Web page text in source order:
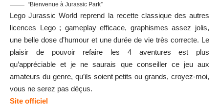
“Bienvenue à Jurassic Park”
Lego Jurassic World reprend la recette classique des autres
licences Lego ; gameplay efficace, graphismes assez jolis,
une belle dose d’humour et une durée de vie très correcte. Le
plaisir de pouvoir refaire les 4 aventures est plus
qu’appréciable et je ne saurais que conseiller ce jeu aux
amateurs du genre, qu’ils soient petits ou grands, croyez-moi,
vous ne serez pas déçus.
Site officiel